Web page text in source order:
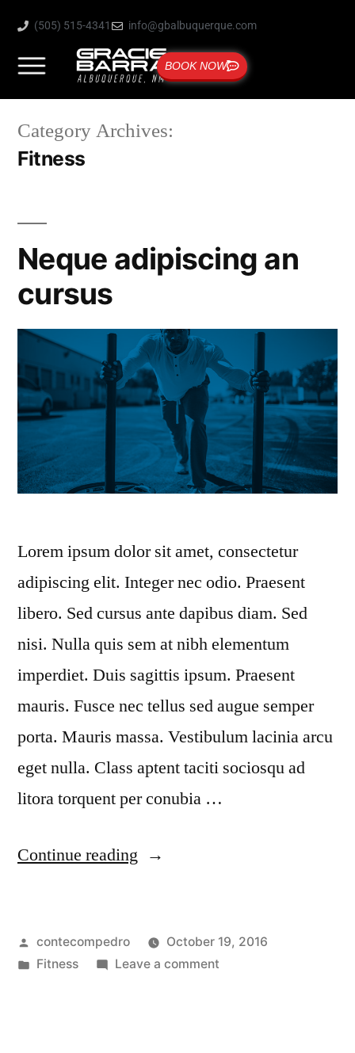
(505) 515-4341 info@gbalbuquerque.com
BOOK NOW
Category Archives:
Fitness
Neque adipiscing an
cursus
Lorem ipsum dolor sit amet, consectetur
adipiscing elit. Integer nec odio. Praesent
libero. Sed cursus ante dapibus diam. Sed
nisi. Nulla quis sem at nibh elementum
imperdiet. Duis sagittis ipsum. Praesent
mauris. Fusce nec tellus sed augue semper
porta. Mauris massa. Vestibulum lacinia arcu
eget nulla. Class aptent taciti sociosqu ad
litora torquent per conubia …
Continue reading
contecompedro
October 19, 2016
Fitness
Leave a comment